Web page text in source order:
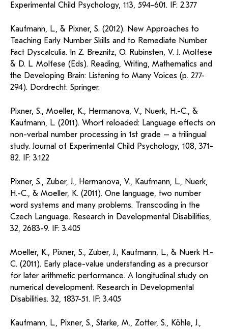
Experimental Child Psychology, 113, 594-601. IF: 2.377
Kaufmann, L., & Pixner, S. (2012). New Approaches to
Teaching Early Number Skills and to Remediate Number
Fact Dyscalculia. In Z. Breznitz, O. Rubinsten, V. J. Molfese
& D. L. Molfese (Eds). Reading, Writing, Mathematics and
the Developing Brain: Listening to Many Voices (p. 277-
294). Dordrecht: Springer.
Pixner, S., Moeller, K., Hermanova, V., Nuerk, H.-C., &
Kaufmann, L. (2011). Whorf reloaded: Language effects on
non-verbal number processing in 1st grade – a trilingual
study. Journal of Experimental Child Psychology, 108, 371-
82. IF: 3.122
Pixner, S., Zuber, J., Hermanova, V., Kaufmann, L., Nuerk,
H.-C., & Moeller, K. (2011). One language, two number
word systems and many problems. Transcoding in the
Czech Language. Research in Developmental Disabilities,
32, 2683-9. IF: 3.405
Moeller, K., Pixner, S., Zuber, J., Kaufmann, L., & Nuerk H.-
C. (2011). Early place-value understanding as a precursor
for later arithmetic performance. A longitudinal study on
numerical development. Research in Developmental
Disabilities. 32, 1837-51. IF: 3.405
Kaufmann, L., Pixner, S., Starke, M., Zotter, S., Köhle, J.,